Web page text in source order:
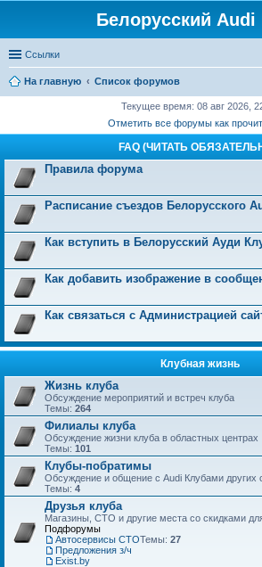
Белорусский Audi
Ссылки
На главную
Список форумов
Текущее время: 08 авг 2026,
Отметить все форумы как
FAQ (ЧИТАТЬ
Правила форума
Расписание съездов Белорусского
Как вступить в Белорусский Ауди
Как добавить изображение в
Как связаться с Администрацией
Клубная жизнь
Жизнь клуба
Обсуждение мероприятий и встреч клуба
Темы: 264
Филиалы клуба
Обсуждение жизни клуба в областных центрах
Темы: 101
Клубы-побратимы
Обсуждение и общение с Audi Клубами других
Темы: 4
Друзья клуба
Магазины, СТО и другие места со скидками
Подфорумы
Автосервисы СТО
Предложения з/ч
Exist.by
Темы: 27